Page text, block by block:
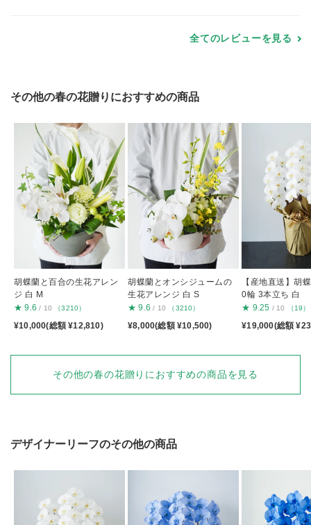
全てのレビューを見る
その他の春の花贈りにおすすめの商品
胡蝶蘭と百合の生花アレン
ジ 白 M
★ 9.6 / 10 （3210）
¥10,000(総額 ¥12,810)
胡蝶蘭とオンシジュームの
生花アレンジ 白 S
★ 9.6 / 10 （3210）
¥8,000(総額 ¥10,500)
【産地直送】胡
0輪 3本立ち 白
★ 9.25 / 10 （19）
¥19,000(総額
その他の春の花贈りにおすすめの商品を見る
デザイナーリーフのその他の商品